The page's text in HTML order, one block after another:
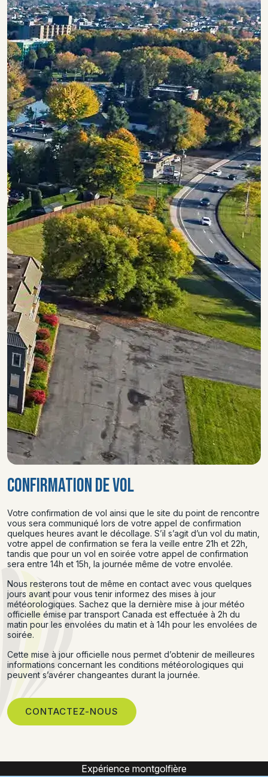
CONFIRMATION DE VOL
Votre confirmation de vol ainsi que le site du point de rencontre
vous sera communiqué lors de votre appel de confirmation
quelques heures avant le décollage. S’il s’agit d’un vol du matin,
votre appel de confirmation se fera la veille entre 21h et 22h,
tandis que pour un vol en soirée votre appel de confirmation
sera entre 14h et 15h, la journée même de votre envolée.
Nous resterons tout de même en contact avec vous quelques
jours avant pour vous tenir informez des mises à jour
météorologiques. Sachez que la dernière mise à jour météo
officielle émise par transport Canada est effectuée à 2h du
matin pour les envolées du matin et à 14h pour les envolées de
soirée.
Cette mise à jour officielle nous permet d’obtenir de meilleures
informations concernant les conditions météorologiques qui
peuvent s’avérer changeantes durant la journée.
CONTACTEZ-NOUS
Montgolfière